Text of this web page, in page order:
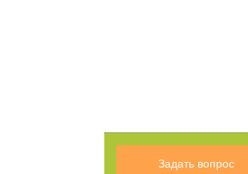
Задать вопрос